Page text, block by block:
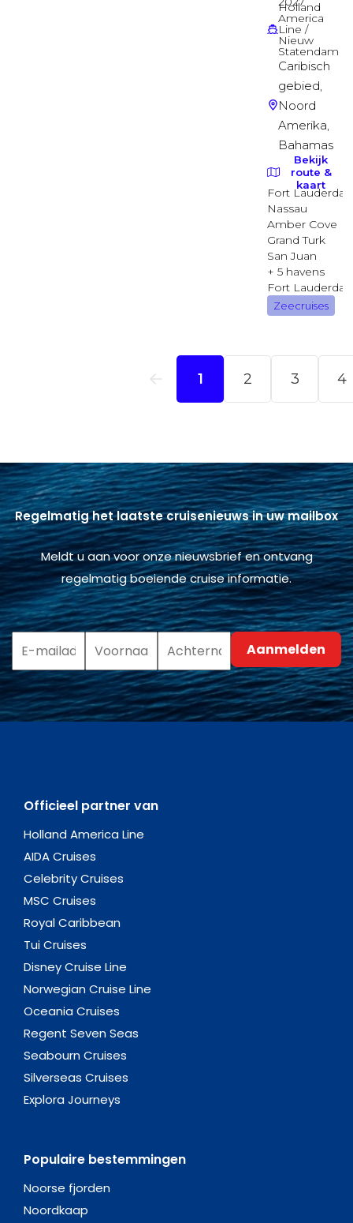
Regelmatig het laatste cruisenieuws in uw mailbox
Meldt u aan voor onze nieuwsbrief en ontvang
regelmatig boeiende cruise informatie.
Officieel partner van
Holland America Line
AIDA Cruises
Celebrity Cruises
MSC Cruises
Royal Caribbean
Tui Cruises
Disney Cruise Line
Norwegian Cruise Line
Oceania Cruises
Regent Seven Seas
Seabourn Cruises
Silverseas Cruises
Explora Journeys
Populaire bestemmingen
Noorse fjorden
Noordkaap